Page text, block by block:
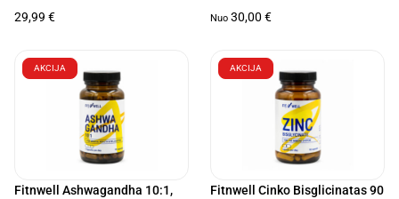
29,99 € Nuo 30,00 €
AKCIJA
Fitnwell Ashwagandha 10:1,
AKCIJA
Fitnwell Cinko Bisglicinatas 90